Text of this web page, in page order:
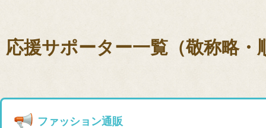
応援サポーター一覧（敬称略・
ファッション通販